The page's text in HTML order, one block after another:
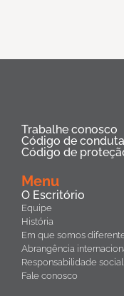
Trabalhe conosco
Código de conduta
Código de
Menu
O Escritório
Equipe
História
Em que somos
Abrangência
Responsabilidade social
Fale conosco